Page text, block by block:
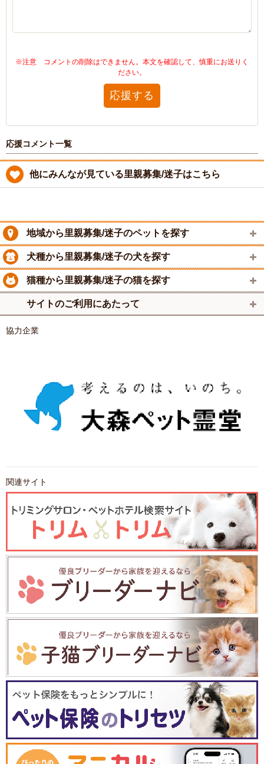
※注意 コメントの削除はできません。本文を確認して、慎重にお送りく
ださい。
応援する
応援コメント一覧
他にみんなが見ている里親募集/迷子はこちら
地域から里親募集/迷子のペットを探す
犬種から里親募集/迷子の犬を探す
猫種から里親募集/迷子の猫を探す
サイトのご利用にあたって
協力企業
関連サイト